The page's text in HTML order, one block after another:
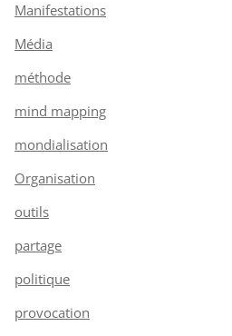
Manifestations
Média
méthode
mind mapping
mondialisation
Organisation
outils
partage
politique
provocation